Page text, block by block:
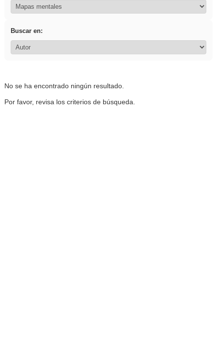
Buscar en:
No se ha encontrado ningún resultado.
Por favor, revisa los criterios de búsqueda.